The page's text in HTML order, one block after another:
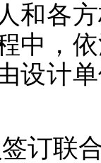
和各
中，
设计
订联